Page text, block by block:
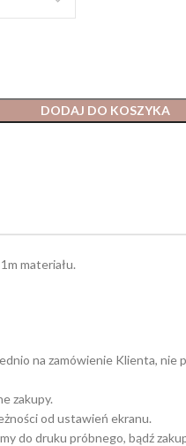
DODAJ DO KOSZYKA
materiału.
na zamówienie Klienta, nie
zakupy.
od ustawień ekranu.
do druku próbnego, bądź